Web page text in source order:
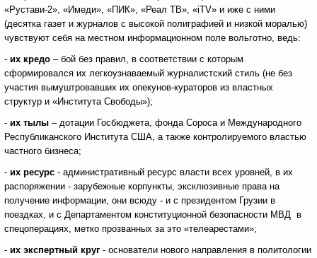
«Рустави-2», «Имеди», «ПИК», «Реал ТВ», «iTV» и иже с ними
(десятка газет и журналов с высокой полиграфией и низкой моралью)
чувствуют себя на местном информационном поле вольготно, ведь:
- их кредо – бой без правил, в соответствии с которым
сформировался их легкоузнаваемый журналистский стиль (не без
участия вымуштровавших их опекунов-кураторов из властных
структур и «Института Свободы»);
- их тылы – дотации Госбюджета, фонда Сороса и Международного
Республиканского Инcтитута США, а также контролируемого властью
частного бизнеса;
- их ресурс - административный ресурс власти всех уровней, в их
распоряжении - зарубежные корпункты, эксклюзивные права на
получение информации, они всюду - и с президентом Грузии в
поездках, и с Департаментом конституционной безопасности МВД в
спецоперациях, метко прозванных за это «телеарестами»;
- их экспертный круг - основатели нового направления в политологии